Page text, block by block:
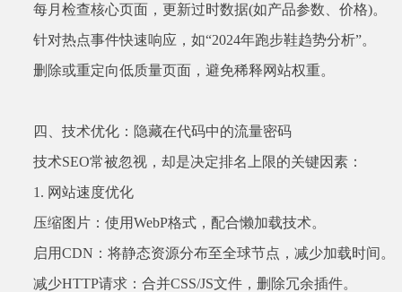
每月检查核心页面，更新过时数据(如产品参数、价格)。
针对热点事件快速响应，如“2024年跑步鞋趋势分析”。
删除或重定向低质量页面，避免稀释网站权重。
四、技术优化：隐藏在代码中的流量密码
技术SEO常被忽视，却是决定排名上限的关键因素：
1. 网站速度优化
压缩图片：使用WebP格式，配合懒加载技术。
启用CDN：将静态资源分布至全球节点，减少加载时间。
减少HTTP请求：合并CSS/JS文件，删除冗余插件。